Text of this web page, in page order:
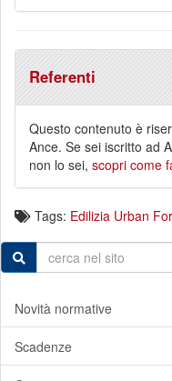
Referenti
Questo contenuto è
Ance. Se sei iscritto ad
non lo sei, scopri come
Tags: Edilizia Urban
Novità normative
Scadenze